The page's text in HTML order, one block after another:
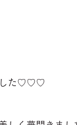
した♡♡♡